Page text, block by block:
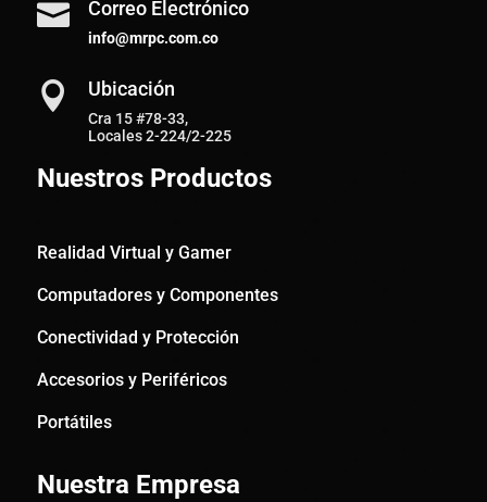
 Correo Electrónico
info@mrpc.com.co
 Ubicación
Cra 15 #78-33,
Locales 2-224/2-225
Nuestros Productos
Realidad Virtual y Gamer
Computadores y Componentes
Conectividad y Protección
Accesorios y Periféricos
Portátiles
Nuestra Empresa